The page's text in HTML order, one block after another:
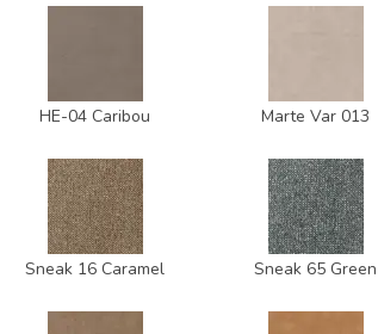
HE-04 Caribou Marte Var 013
Sneak 16 Caramel Sneak 65 Green